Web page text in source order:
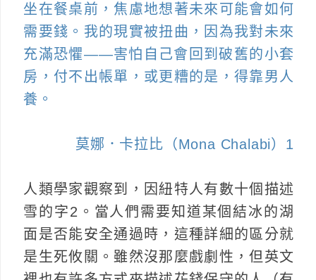
坐在餐桌前，焦慮地想著未來可能會如何
需要錢。我的現實被扭曲，因為我對未來
充滿恐懼——害怕自己會回到破舊的小套
房，付不出帳單，或更糟的是，得靠男人
養。
莫娜．卡拉比（Mona Chalabi）1
人類學家觀察到，因紐特人有數十個描述
雪的字2。當人們需要知道某個結冰的湖
面是否能安全通過時，這種詳細的區分就
是生死攸關。雖然沒那麼戲劇性，但英文